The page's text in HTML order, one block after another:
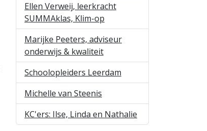
Ellen Verweij, leerkracht
SUMMAklas, Klim-op
Marijke Peeters, adviseur
onderwijs & kwaliteit
Schoolopleiders Leerdam
Michelle van Steenis
KC'ers: Ilse, Linda en Nathalie